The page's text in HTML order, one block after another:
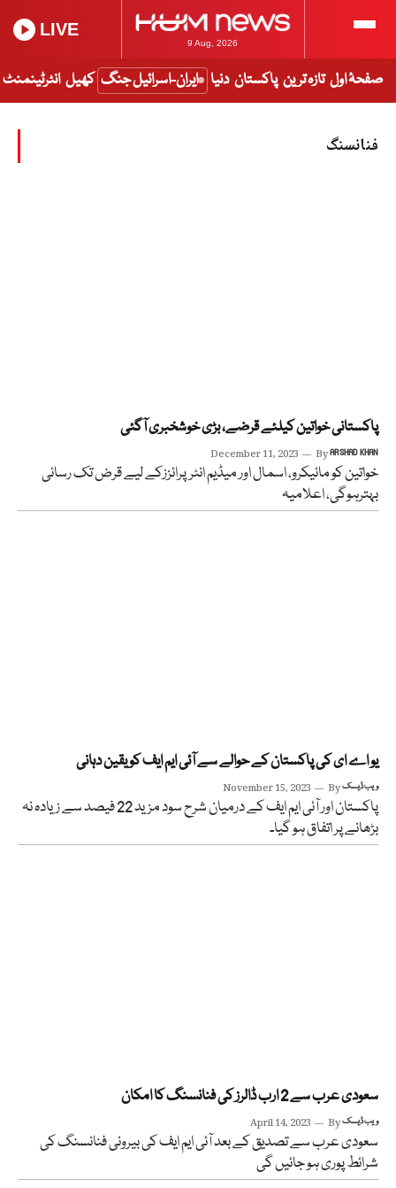
9 Aug, 2026
LIVE
صفحۂ اول تازہ ترین پاکستان دنیا ایران-اسرائیل جنگ کھیل انٹرٹینمنٹ
فنانسنگ
پاکستانی خواتین کیلئے قرضے، بڑی خوشخبری آگئی
December 11, 2023 ByARSHAD KHAN
خواتین کو مائیکرو، اسمال اور میڈیم انٹرپرائززکے لیے قرض تک رسائی
بہترہوگی، اعلامیہ
یو اے ای کی پاکستان کے حوالے سے آئی ایم ایف کو یقین دہانی
November 15, 2023 Byویب ڈیسک
پاکستان اور آئی ایم ایف کے درمیان شرح سود مزید 22 فیصد سے زیادہ نہ
بڑھانے پر اتفاق ہو گیا۔
سعودی عرب سے 2 ارب ڈالرز کی فنانسنگ کا امکان
April 14, 2023 Byویب ڈیسک
سعودی عرب سے تصدیق کے بعد آئی ایم ایف کی بیرونی فنانسنگ کی
شرائط پوری ہو جائیں گی